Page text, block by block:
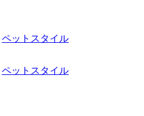
ペットスタイル
ペットスタイル